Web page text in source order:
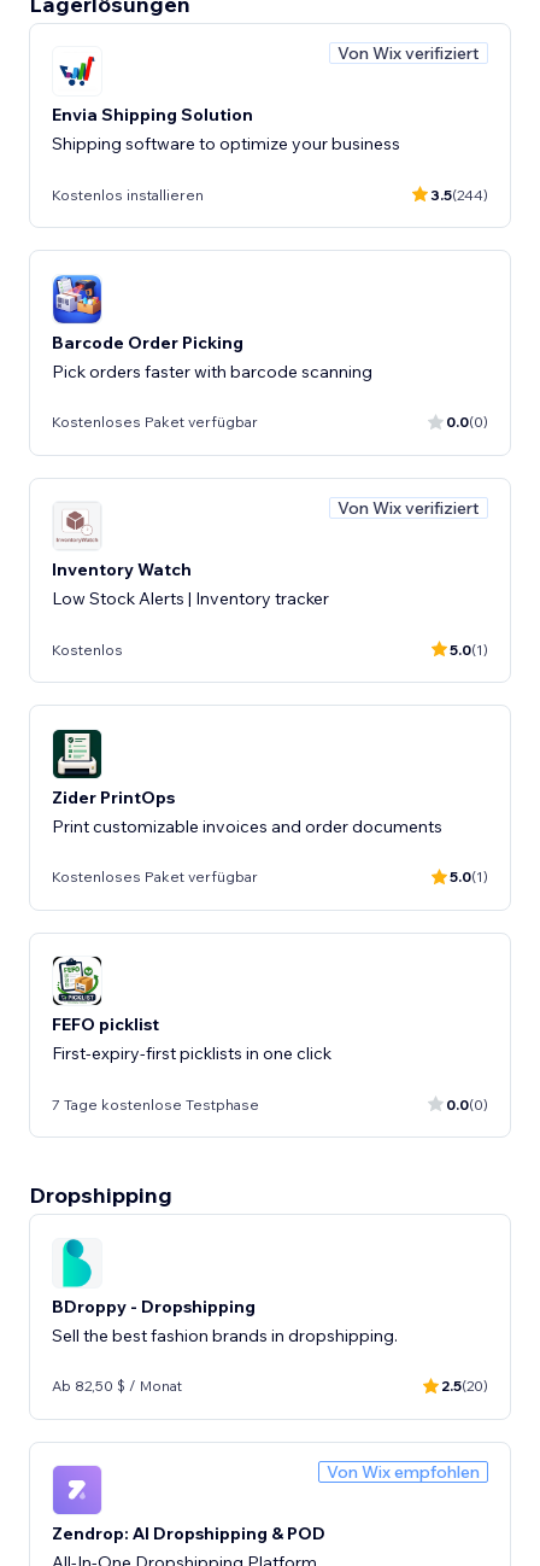
Von Wix verifiziert
Envia Shipping Solution
Shipping software to optimize your business
Kostenlos installieren 3.5(244)
Barcode Order Picking
Pick orders faster with barcode scanning
Kostenloses Paket verfügbar 0.0(0)
Von Wix verifiziert
Inventory Watch
Low Stock Alerts | Inventory tracker
Kostenlos 5.0(1)
Zider PrintOps
Print customizable invoices and order documents
Kostenloses Paket verfügbar 5.0(1)
FEFO picklist
First-expiry-first picklists in one click
7 Tage kostenlose Testphase 0.0(0)
Dropshipping
BDroppy - Dropshipping
Sell the best fashion brands in dropshipping.
Ab 82,50 $ / Monat 2.5(20)
Von Wix empfohlen
Zendrop: AI Dropshipping & POD